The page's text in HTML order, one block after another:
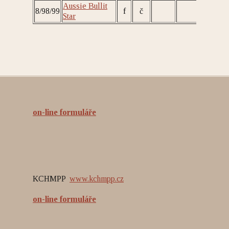
8/98/99
Aussie Bullit
Star
f č
on-line formuláře
KCHMPP www.kchmpp.cz
on-line formuláře